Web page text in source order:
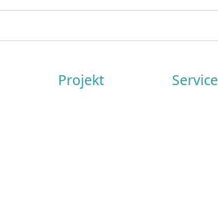
Projekt Service